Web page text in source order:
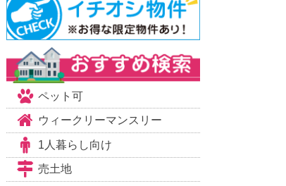
ペット可
ウィークリーマンスリー
1人暮らし向け
売土地